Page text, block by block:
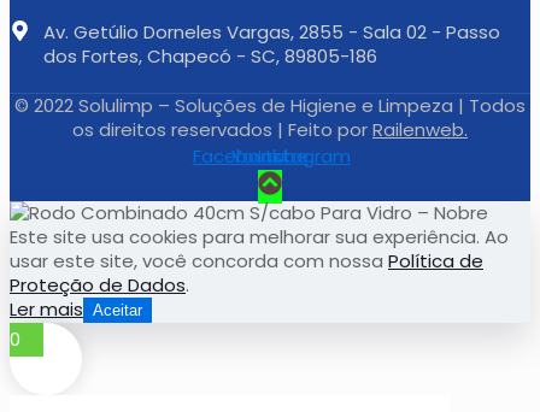
Av. Getúlio Dorneles Vargas, 2855 - Sala 02 - Passo
dos Fortes, Chapecó - SC, 89805-186
© 2022 Solulimp – Soluções de Higiene e Limpeza | Todos
os direitos reservados | Feito porRailenweb.
Facebook
Youtube
Instagram
Este site usa cookies para melhorar sua experiência. Ao
usar este site, você concorda com nossa Política de
Proteção de Dados.
Ler mais Aceitar
0